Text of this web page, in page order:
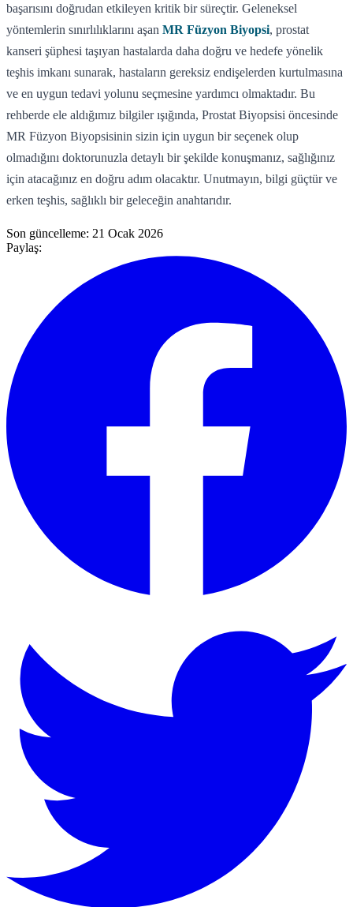
başarısını doğrudan etkileyen kritik bir süreçtir. Geleneksel
yöntemlerin sınırlılıklarını aşan MR Füzyon Biyopsi, prostat
kanseri şüphesi taşıyan hastalarda daha doğru ve hedefe yönelik
teşhis imkanı sunarak, hastaların gereksiz endişelerden kurtulmasına
ve en uygun tedavi yolunu seçmesine yardımcı olmaktadır. Bu
rehberde ele aldığımız bilgiler ışığında, Prostat Biyopsisi öncesinde
MR Füzyon Biyopsisinin sizin için uygun bir seçenek olup
olmadığını doktorunuzla detaylı bir şekilde konuşmanız, sağlığınız
için atacağınız en doğru adım olacaktır. Unutmayın, bilgi güçtür ve
erken teşhis, sağlıklı bir geleceğin anahtarıdır.
Son güncelleme: 21 Ocak 2026
Paylaş: